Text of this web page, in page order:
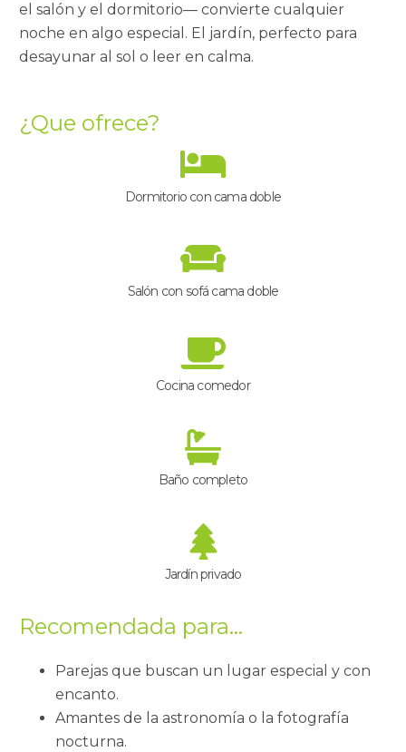
el salón y el dormitorio— convierte cualquier
noche en algo especial. El jardín, perfecto para
desayunar al sol o leer en calma.
¿Que ofrece?
Dormitorio con cama doble
Salón con sofá cama doble
Cocina comedor
Baño completo
Jardín privado
Recomendada para…
Parejas que buscan un lugar especial y con
encanto.
Amantes de la astronomía o la fotografía
nocturna.